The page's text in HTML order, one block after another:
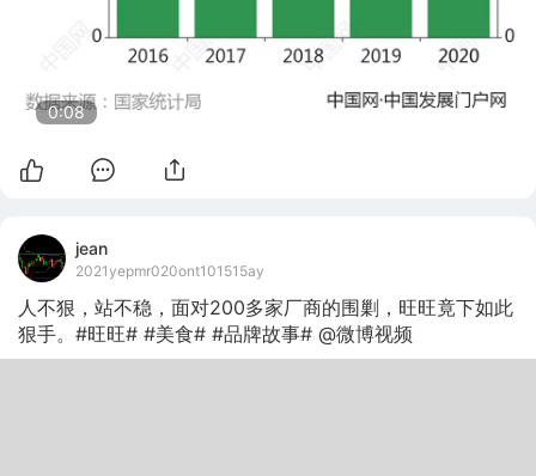
0:07
jean
2021yepmr020ont101515ay
人不狠，站不稳，面对200多家厂商的围剿，旺旺竟下如此
狠手。#旺旺# #美食# #品牌故事# @微博视频